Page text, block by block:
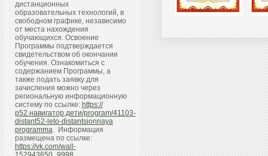
дистанционных
образовательных технологий, в
свободном графике, независимо
от места нахождения
обучающихся. Освоение
Программы подтверждается
свидетельством об окончании
обучения. Ознакомиться с
содержанием Программы, а
также подать заявку для
зачисления можно через
региональную информационную
систему по ссылке: https://
р52.навигатор.дети/program/41103-
distant52-leto-distantsionnaya
programma. Информация
размещена по ссылке:
https://vk.com/wall-